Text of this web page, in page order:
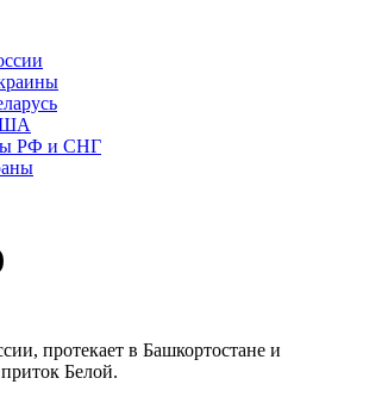
РФ и СНГ
протекает в Башкортостане и
Белой.